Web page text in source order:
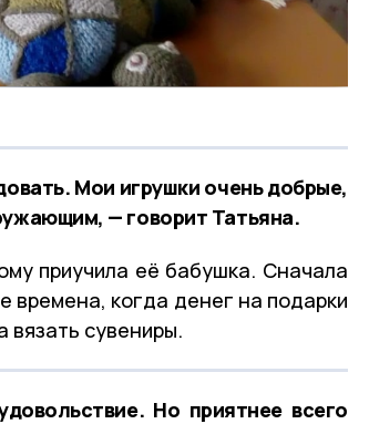
Мои игрушки очень добрые,
— говорит Татьяна.
приучила её бабушка. Сначала
времена, когда денег на подарки
вязать сувениры.
Но приятнее всего